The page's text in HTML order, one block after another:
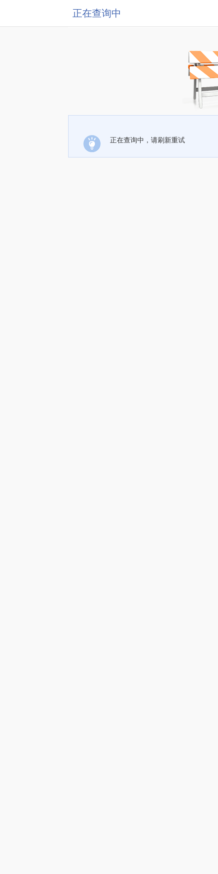
正在查询中
正在查询中，请刷新重试